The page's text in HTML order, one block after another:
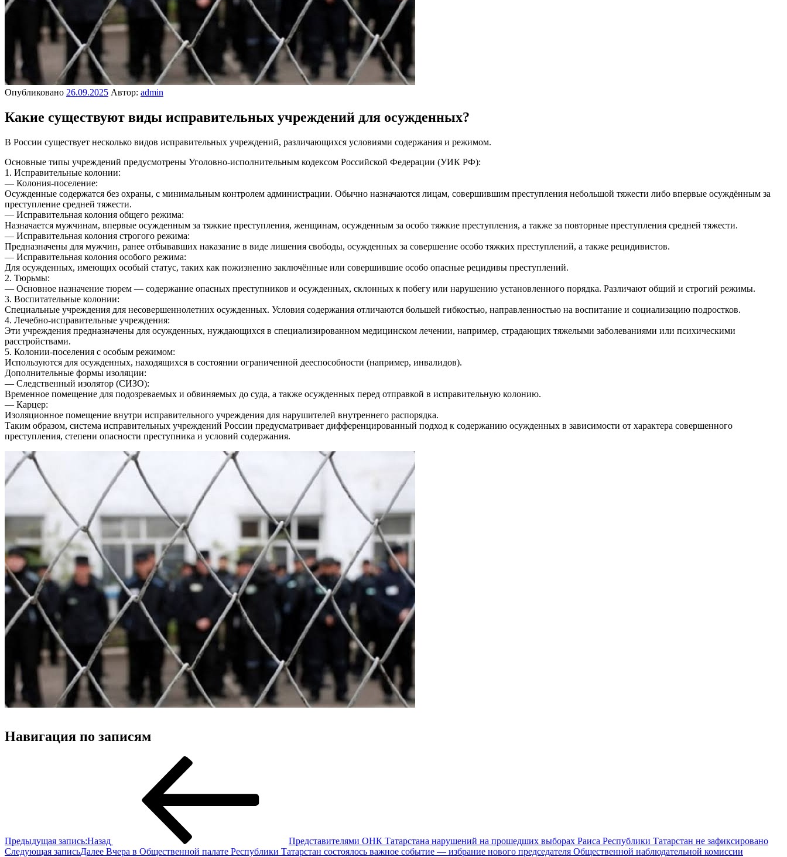
Опубликовано 26.09.2025 Автор: admin
Какие существуют виды исправительных учреждений для осужденных?
В России существует несколько видов исправительных учреждений, различающихся условиями содержания и режимом.
Основные типы учреждений предусмотрены Уголовно-исполнительным кодексом Российской Федерации (УИК РФ):
1. Исправительные колонии:
— Колония-поселение:
Осужденные содержатся без охраны, с минимальным контролем администрации. Обычно назначаются лицам, совершившим преступления небольшой тяжести либо впервые осуждённым за
преступление средней тяжести.
— Исправительная колония общего режима:
Назначается мужчинам, впервые осужденным за тяжкие преступления, женщинам, осужденным за особо тяжкие преступления, а также за повторные преступления средней тяжести.
— Исправительная колония строгого режима:
Предназначены для мужчин, ранее отбывавших наказание в виде лишения свободы, осужденных за совершение особо тяжких преступлений, а также рецидивистов.
— Исправительная колония особого режима:
Для осужденных, имеющих особый статус, таких как пожизненно заключённые или совершившие особо опасные рецидивы преступлений.
2. Тюрьмы:
— Основное назначение тюрем — содержание опасных преступников и осужденных, склонных к побегу или нарушению установленного порядка. Различают общий и строгий режимы.
3. Воспитательные колонии:
Специальные учреждения для несовершеннолетних осужденных. Условия содержания отличаются большей гибкостью, направленностью на воспитание и социализацию подростков.
4. Лечебно-исправительные учреждения:
Эти учреждения предназначены для осужденных, нуждающихся в специализированном медицинском лечении, например, страдающих тяжелыми заболеваниями или психическими
расстройствами.
5. Колонии-поселения с особым режимом:
Используются для осужденных, находящихся в состоянии ограниченной дееспособности (например, инвалидов).
Дополнительные формы изоляции:
— Следственный изолятор (СИЗО):
Временное помещение для подозреваемых и обвиняемых до суда, а также осужденных перед отправкой в исправительную колонию.
— Карцер:
Изоляционное помещение внутри исправительного учреждения для нарушителей внутреннего распорядка.
Таким образом, система исправительных учреждений России предусматривает дифференцированный подход к содержанию осужденных в зависимости от характера совершенного
преступления, степени опасности преступника и условий содержания.
Навигация по записям
Предыдущая запись:Назад
Представителями ОНК Татарстана нарушений на прошедших выборах Раиса Республики Татарстан не зафиксировано
Следующая записьДалее Вчера в Общественной палате Республики Татарстан состоялось важное событие — избрание нового председателя Общественной наблюдательной комиссии